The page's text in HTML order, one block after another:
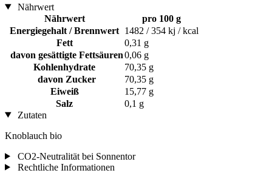
Nährwert
Nährwert
pro 100 g
Energiegehalt / Brennwert 1482 / 354 kj / kcal
Fett
0,31 g
davon gesättigte Fettsäuren0,06 g
Kohlenhydrate
70,35 g
davon Zucker
70,35 g
Eiweiß
15,77 g
Salz
0,1 g
Zutaten
Knoblauch bio
CO2-Neutralität bei Sonnentor
Rechtliche Informationen